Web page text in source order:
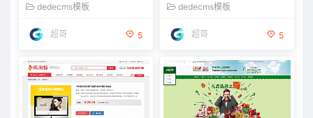
dedecms模板
超哥 5
dedecms模板
超哥 5